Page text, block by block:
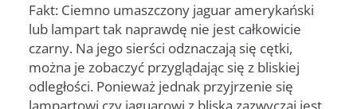
Fakt: Ciemno umaszczony jaguar amerykański
lub lampart tak naprawdę nie jest całkowicie
czarny. Na jego sierści odznaczają się cętki,
można je zobaczyć przyglądając się z bliskiej
odległości. Ponieważ jednak przyjrzenie się